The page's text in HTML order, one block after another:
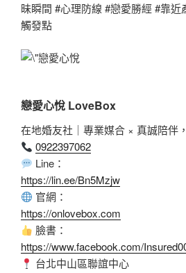
昧瞬間 #心理防線 #戀愛勝經 #靠
觸發點
戀愛心悅 LoveBox
在地婚友社｜專業媒合 × 真誠陪伴
0922397062
Line：
https://lin.ee/Bn5Mzjw
官網：
https://onlovebox.com
臉書：
https://www.facebook.com/
台北中山區聯誼中心